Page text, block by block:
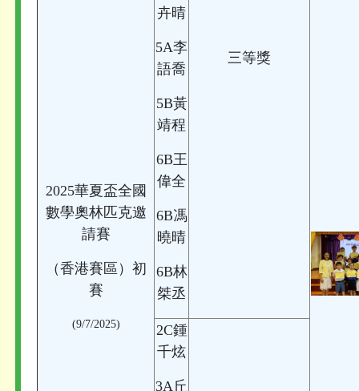
2025華夏盃全國
數學奧林匹克邀
請賽
（香港賽區）初
賽
(9/7/2025)
卉晴
5A李
語喬
5B黃
靖程
6B王
偉全
6B馮
曉晴
6B林
桀丞
三等獎
2C鍾
千炫
3A丘